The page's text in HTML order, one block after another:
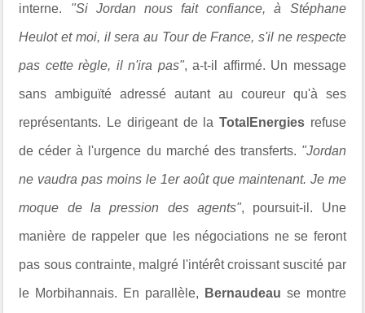
interne. "Si Jordan nous fait confiance, à Stéphane
Heulot et moi, il sera au Tour de France, s'il ne respecte
pas cette règle, il n'ira pas", a-t-il affirmé. Un message
sans ambiguïté adressé autant au coureur qu'à ses
représentants. Le dirigeant de la TotalEnergies refuse
de céder à l'urgence du marché des transferts. "Jordan
ne vaudra pas moins le 1er août que maintenant. Je me
moque de la pression des agents", poursuit-il. Une
manière de rappeler que les négociations ne se feront
pas sous contrainte, malgré l'intérêt croissant suscité par
le Morbihannais. En parallèle, Bernaudeau se montre